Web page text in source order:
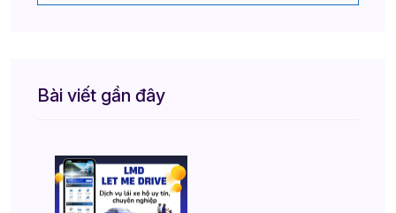
Bài viết gần đây